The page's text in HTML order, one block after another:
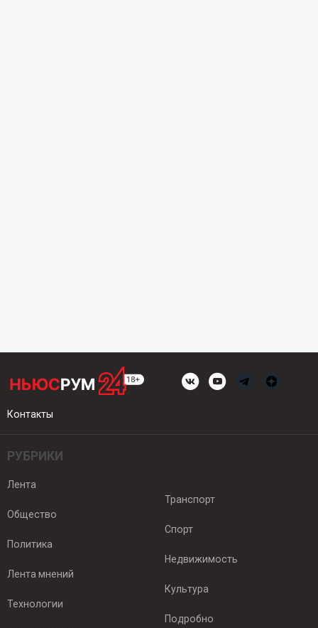
Контакты
РУБРИКИ
Лента
Общество
Политика
Лента мнений
Технологии
Транспорт
Спорт
Недвижимость
Культура
Подробно